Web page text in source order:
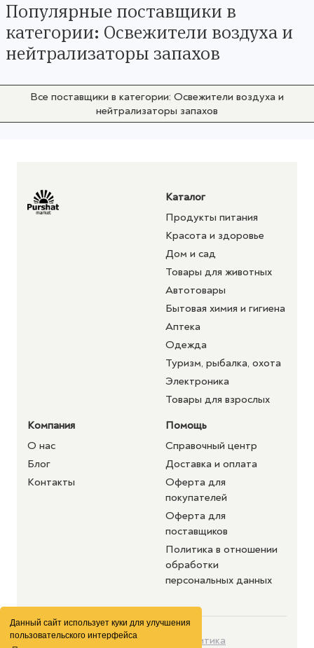
Данный сайт использует куки для улучшения
пользовательского интерфейса
Популярные поставщики в
категории: Освежители воздуха и
нейтрализаторы запахов
Все поставщики в категории: Освежители воздуха и
нейтрализаторы запахов
Каталог
Продукты питания
Красота и здоровье
Дом и сад
Товары для животных
Автотовары
Бытовая химия и гигиена
Аптека
Одежда
Туризм, рыбалка, охота
Электроника
Товары для взрослых
Компания
О нас
Блог
Контакты
Помощь
Справочный центр
Доставка и оплата
Оферта для
покупателей
Оферта для
поставщиков
Политика в отношении
обработки
персональных данных
©2026 purshat.market. Все
Политика